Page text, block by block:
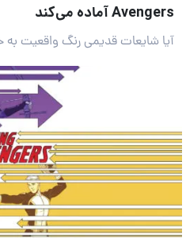
Avengers آماده می‌کند
آیا شایعات قدیمی رنگ واقعیت به